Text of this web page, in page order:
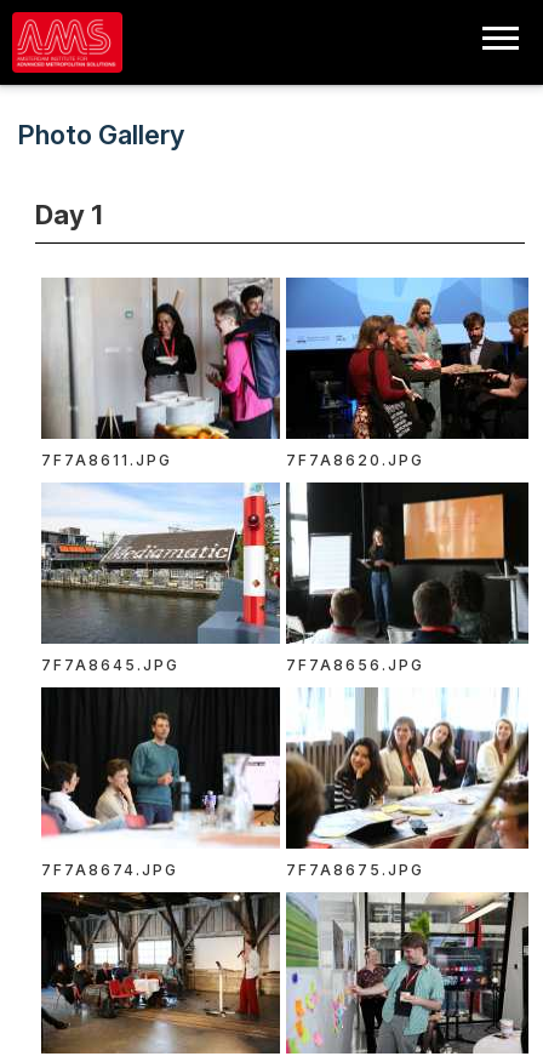
Photo Gallery
Day 1
7F7A8611.JPG 7F7A8620.JPG
7F7A8645.JPG 7F7A8656.JPG
7F7A8674.JPG 7F7A8675.JPG